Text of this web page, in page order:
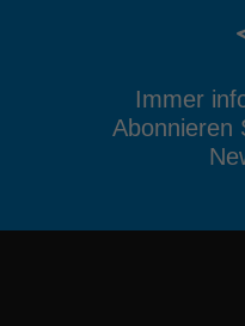
Immer
Abonnieren